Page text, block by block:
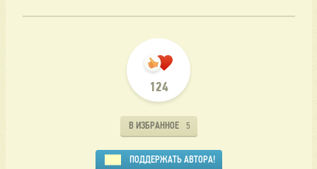
124
В ИЗБРАННОЕ 5
ПОДДЕРЖАТЬ АВТОРА!